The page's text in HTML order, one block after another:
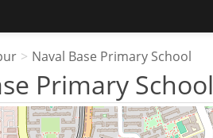
> Naval Base Primary School
Primary School